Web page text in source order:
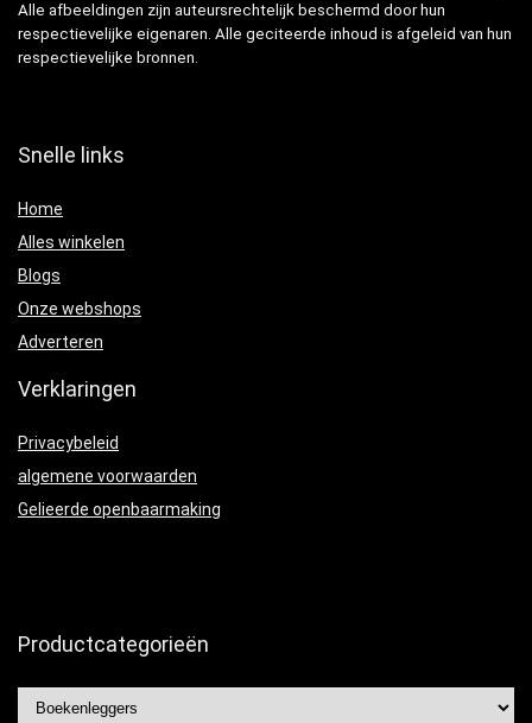
Alle afbeeldingen zijn auteursrechtelijk beschermd door hun
respectievelijke eigenaren. Alle geciteerde inhoud is afgeleid van hun
respectievelijke bronnen.
Snelle links
Home
Alles winkelen
Blogs
Onze webshops
Adverteren
Verklaringen
Privacybeleid
algemene voorwaarden
Gelieerde openbaarmaking
Productcategorieën